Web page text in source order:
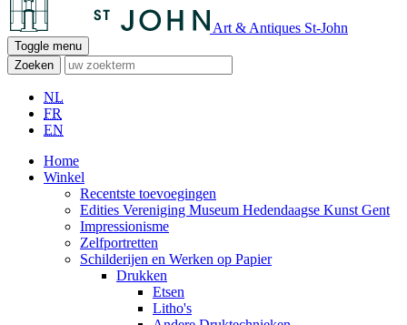
Art & Antiques St-John
Toggle menu
Zoeken
NL
FR
EN
Home
Winkel
Recentste toevoegingen
Edities Vereniging Museum Hedendaagse Kunst Gent
Impressionisme
Zelfportretten
Schilderijen en Werken op Papier
Drukken
Etsen
Litho's